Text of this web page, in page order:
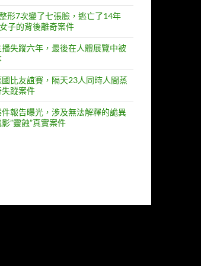
形7次變了七張臉，逃亡了14年
子的背後離奇案件
失蹤六年，最後在人體展覽中被
比友誼賽，隔天23人同時人間蒸
蹤案件
報告曝光，涉及無法解釋的詭異
”靈蝕”真實案件